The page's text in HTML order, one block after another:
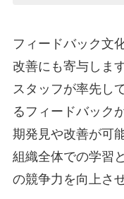
フィードバック文
改善にも寄与します
スタッフが率先し
るフィードバック
期発見や改善が可
組織全体での学習
の競争力を向上さ